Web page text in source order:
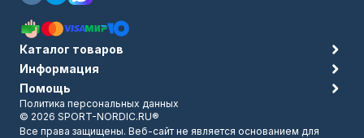
Каталог товаров
Информация
Помощь
Политика персональных данных
© 2026 SPORT-NORDIC.RU®
Все права защищены. Веб-сайт не является основанием для